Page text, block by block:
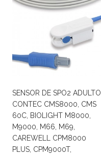
SENSOR DE SPO2 ADULTO
CONTEC CMS8000, CMS
60C, BIOLIGHT M8000,
M9000, M66, M69,
CAREWELL CPM8000
PLUS, CPM9000T,